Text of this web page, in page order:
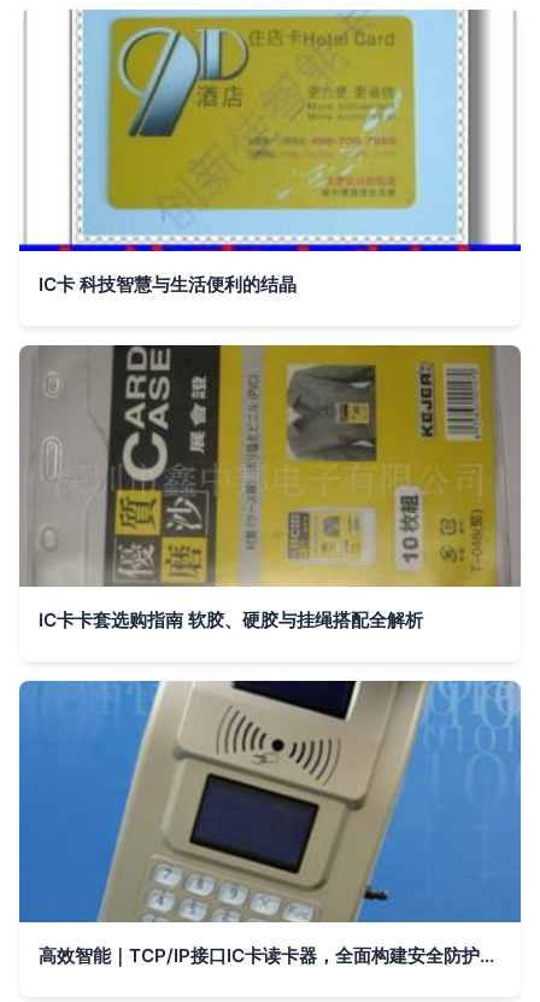
IC卡 科技智慧与生活便利的结晶
IC卡卡套选购指南 软胶、硬胶与挂绳搭配全解析
高效智能｜TCP/IP接口IC卡读卡器，全面构建安全防护系统